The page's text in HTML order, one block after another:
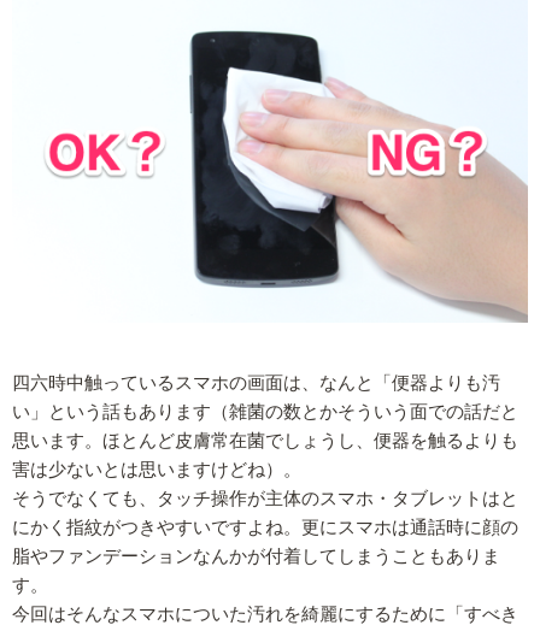
四六時中触っているスマホの画面は、なんと「便器よりも汚
い」という話もあります（雑菌の数とかそういう面での話だと
思います。ほとんど皮膚常在菌でしょうし、便器を触るよりも
害は少ないとは思いますけどね）。
そうでなくても、タッチ操作が主体のスマホ・タブレットはと
にかく指紋がつきやすいですよね。更にスマホは通話時に顔の
脂やファンデーションなんかが付着してしまうこともありま
す。
今回はそんなスマホについた汚れを綺麗にするために「すべき